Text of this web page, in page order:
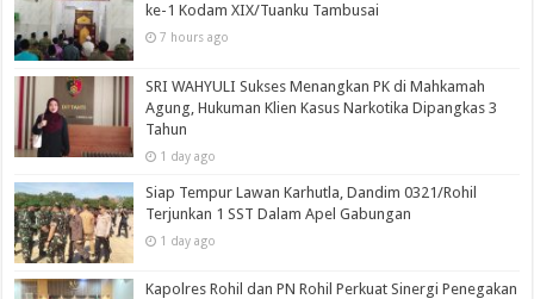
ke-1 Kodam XIX/Tuanku Tambusai
7 hours ago
SRI WAHYULI Sukses Menangkan PK di Mahkamah
Agung, Hukuman Klien Kasus Narkotika Dipangkas 3
Tahun
1 day ago
Siap Tempur Lawan Karhutla, Dandim 0321/Rohil
Terjunkan 1 SST Dalam Apel Gabungan
1 day ago
Kapolres Rohil dan PN Rohil Perkuat Sinergi Penegakan